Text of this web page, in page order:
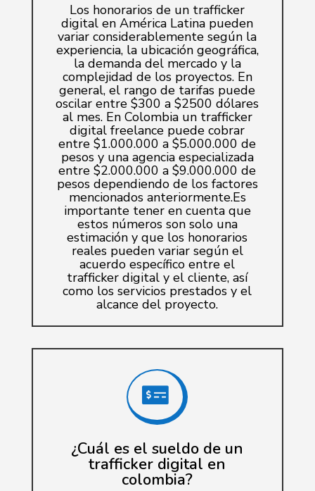
Los honorarios de un trafficker
digital en América Latina pueden
variar considerablemente según la
experiencia, la ubicación geográfica,
la demanda del mercado y la
complejidad de los proyectos. En
general, el rango de tarifas puede
oscilar entre $300 a $2500 dólares
al mes. En Colombia un trafficker
digital freelance puede cobrar
entre $1.000.000 a $5.000.000 de
pesos y una agencia especializada
entre $2.000.000 a $9.000.000 de
pesos dependiendo de los factores
mencionados anteriormente.Es
importante tener en cuenta que
estos números son solo una
estimación y que los honorarios
reales pueden variar según el
acuerdo específico entre el
trafficker digital y el cliente, así
como los servicios prestados y el
alcance del proyecto.

¿Cuál es el sueldo de un
trafficker digital en
colombia?